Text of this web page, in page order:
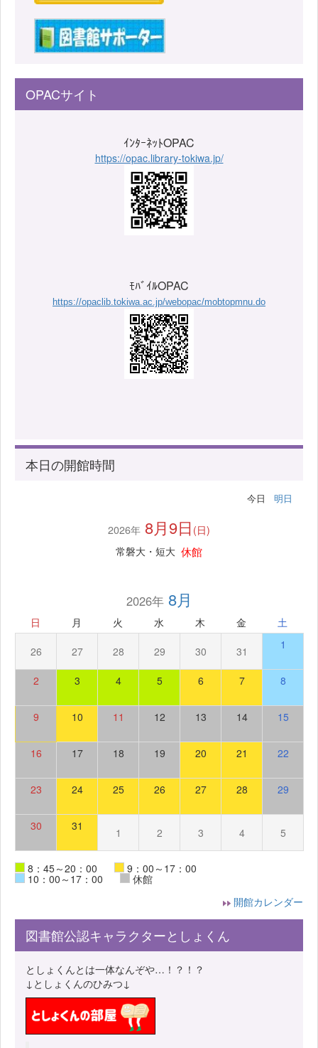
OPACサイト
ｲﾝﾀｰﾈｯﾄOPAC
https://opac.library-tokiwa.jp/
ﾓﾊﾞｲﾙOPAC
https://opaclib.tokiwa.ac.jp/webopac/mobtopmnu.do
本日の開館時間
今日 明日
2026年 8月9日 (日)
常磐大・短大 休館
2026年8月
日 月 火 水 木 金 土
26 27 28 29 30 31 1
2 3 4 5 6 7 8
9 10 11 12 13 14 15
16 17 18 19 20 21 22
23 24 25 26 27 28 29
30 31 1 2 3 4 5
8：45～20：00 9：00～17：00
10：00～17：00
休館
開館カレンダー
図書館公認キャラクターとしょくん
としょくんとは一体なんぞや…！？！？
↓としょくんのひみつ↓